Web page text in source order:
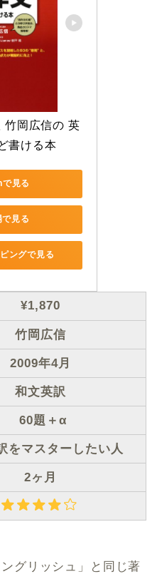
竹岡広信の 英
書ける本
見る
見る
ングで見る
¥1,870
竹岡広信
2009年4月
和文英訳
60題＋α
をマスターしたい人
2ヶ月
グリッシュ」と同じ著